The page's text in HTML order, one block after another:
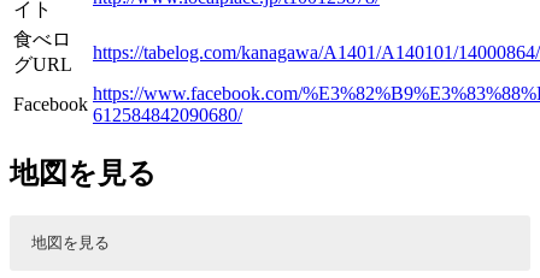
イト
食べロ
グURL
https://tabelog.com/kanagawa/A1401/A140101/14000864/
Facebook
https://www.facebook.com/
612584842090680/
地図を見る
地図を見る